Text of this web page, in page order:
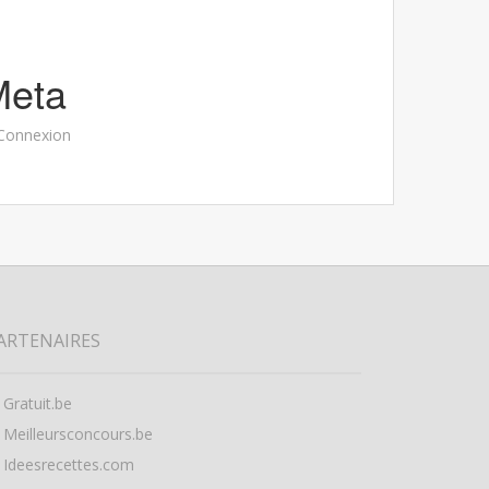
Gratuit.be
Meilleursconcours.be
Ideesrecettes.com